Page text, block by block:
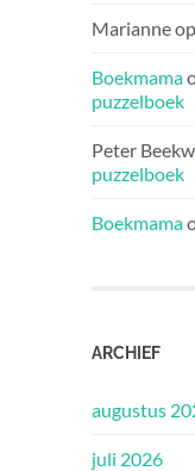
Marianneop
Boekmama
puzzelboek
Peter
puzzelboek
Boekmama
ARCHIEF
augustus
juli 2026